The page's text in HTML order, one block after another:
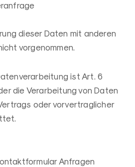
dieser Daten mit anderen
vorgenommen.
ist Art. 6
die Verarbeitung von Daten
oder vorvertraglicher
Anfragen